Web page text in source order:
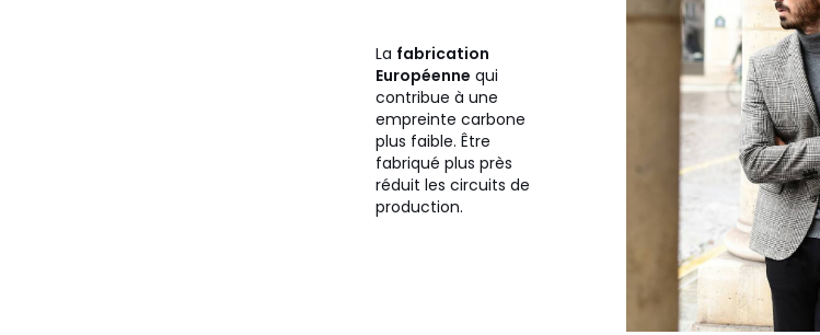
La fabrication
Européenne qui
contribue à une
empreinte carbone
plus faible. Être
fabriqué plus près
réduit les circuits de
production.